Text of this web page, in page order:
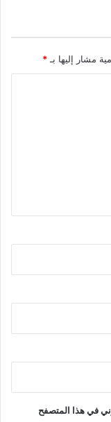
مشار إليها بـ*
في هذا المتصفح